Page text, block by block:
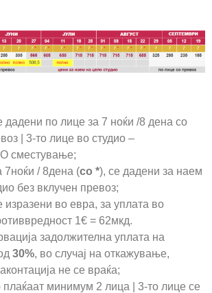
по лице за 7 ноќи /8 дена со
| 3-то лице во студио –
сместување;
/ 8дена (со *), се дадени за наем
без вклучен превоз;
во евра, за уплата во
1€ = 62мкд.
задолжителна уплата на
30%, во случај на откажување,
не се враќа;
минимум 2 лица | 3-то лице се